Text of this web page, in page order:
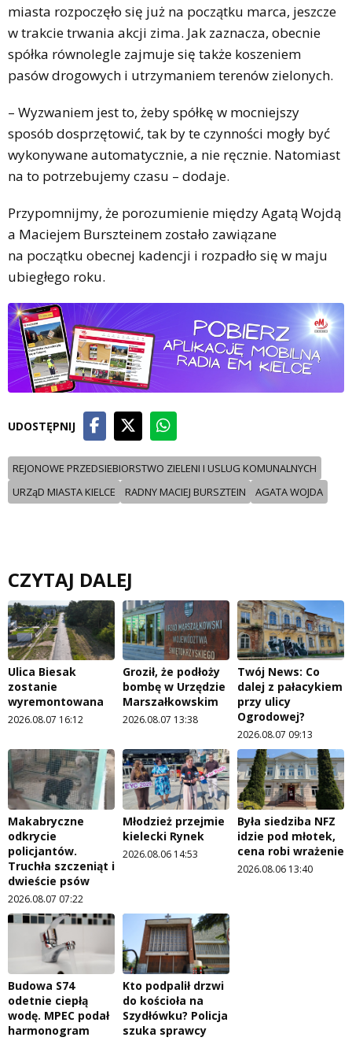
miasta rozpoczęło się już na początku marca, jeszcze
w trakcie trwania akcji zima. Jak zaznacza, obecnie
spółka równolegle zajmuje się także koszeniem
pasów drogowych i utrzymaniem terenów zielonych.
– Wyzwaniem jest to, żeby spółkę w mocniejszy
sposób dosprzętowić, tak by te czynności mogły być
wykonywane automatycznie, a nie ręcznie. Natomiast
na to potrzebujemy czasu – dodaje.
Przypomnijmy, że porozumienie między Agatą Wojdą
a Maciejem Burszteinem zostało zawiązane
na początku obecnej kadencji i rozpadło się w maju
ubiegłego roku.
UDOSTĘPNIJ
REJONOWE PRZEDSIEBIORSTWO ZIELENI I USLUG KOMUNALNYCH
URZąD MIASTA KIELCE
RADNY MACIEJ BURSZTEIN AGATA WOJDA
CZYTAJ DALEJ
Ulica Biesak
zostanie
wyremontowana
2026.08.07 16:12
Groził, że podłoży
bombę w Urzędzie
Marszałkowskim
2026.08.07 13:38
Twój News: Co
dalej z pałacykiem
przy ulicy
Ogrodowej?
2026.08.07 09:13
Makabryczne
odkrycie
policjantów.
Truchła szczeniąt i
dwieście psów
2026.08.07 07:22
Młodzież przejmie
kielecki Rynek
2026.08.06 14:53
Była siedziba NFZ
idzie pod młotek,
cena robi wrażenie
2026.08.06 13:40
Budowa S74
odetnie ciepłą
wodę. MPEC podał
harmonogram
Kto podpalił drzwi
do kościoła na
Szydłówku? Policja
szuka sprawcy